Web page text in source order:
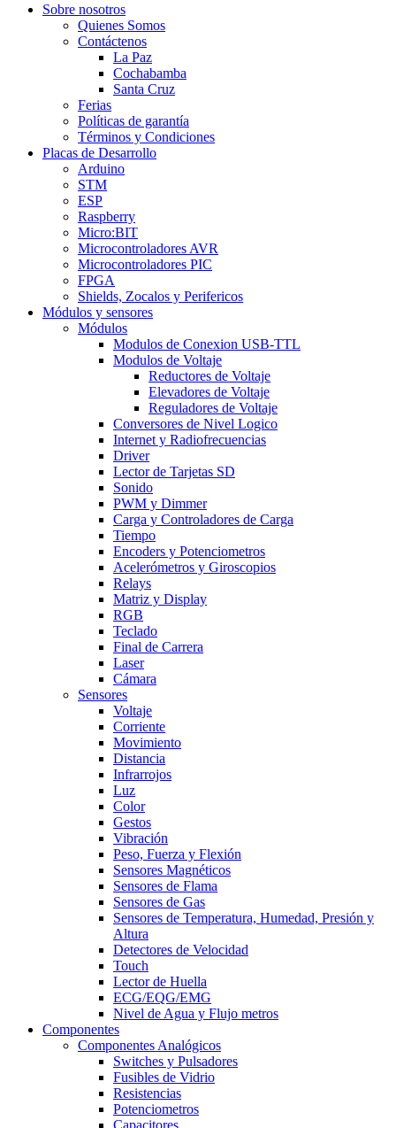
Sobre nosotros
Quienes Somos
Contáctenos
La Paz
Cochabamba
Santa Cruz
Ferias
Políticas de garantía
Términos y Condiciones
Placas de Desarrollo
Arduino
STM
ESP
Raspberry
Micro:BIT
Microcontroladores AVR
Microcontroladores PIC
FPGA
Shields, Zocalos y Perifericos
Módulos y sensores
Módulos
Modulos de Conexion USB-TTL
Modulos de Voltaje
Reductores de Voltaje
Elevadores de Voltaje
Reguladores de Voltaje
Conversores de Nivel Logico
Internet y Radiofrecuencias
Driver
Lector de Tarjetas SD
Sonido
PWM y Dimmer
Carga y Controladores de Carga
Tiempo
Encoders y Potenciometros
Acelerómetros y Giroscopios
Relays
Matriz y Display
RGB
Teclado
Final de Carrera
Laser
Cámara
Sensores
Voltaje
Corriente
Movimiento
Distancia
Infrarrojos
Luz
Color
Gestos
Vibración
Peso, Fuerza y Flexión
Sensores Magnéticos
Sensores de Flama
Sensores de Gas
Sensores de Temperatura, Humedad, Presión y
Altura
Detectores de Velocidad
Touch
Lector de Huella
ECG/EQG/EMG
Nivel de Agua y Flujo metros
Componentes
Componentes Analógicos
Switches y Pulsadores
Fusibles de Vidrio
Resistencias
Potenciometros
Capacitores